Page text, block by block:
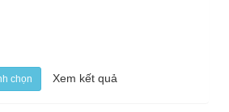
chọn Xem kết quả